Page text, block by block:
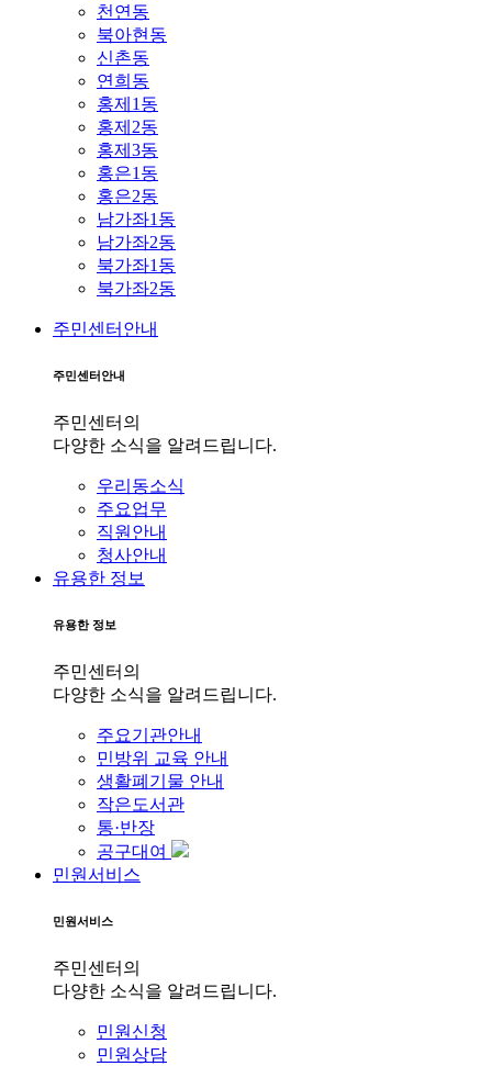
천연동
북아현동
신촌동
연희동
홍제1동
홍제2동
홍제3동
홍은1동
홍은2동
남가좌1동
남가좌2동
북가좌1동
북가좌2동
주민센터안내
주민센터안내
주민센터의
다양한 소식을 알려드립니다.
우리동소식
주요업무
직원안내
청사안내
유용한 정보
유용한 정보
주민센터의
다양한 소식을 알려드립니다.
주요기관안내
민방위 교육 안내
생활폐기물 안내
작은도서관
통·반장
공구대여
민원서비스
민원서비스
주민센터의
다양한 소식을 알려드립니다.
민원신청
민원상담